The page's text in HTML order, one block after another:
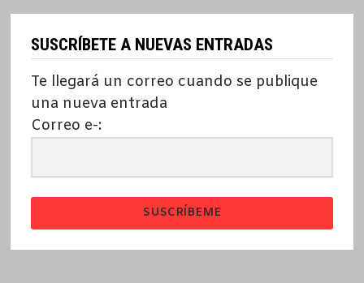
SUSCRÍBETE A NUEVAS ENTRADAS
Te llegará un correo cuando se publique
una nueva entrada
Correo e-:
SUSCRÍBEME